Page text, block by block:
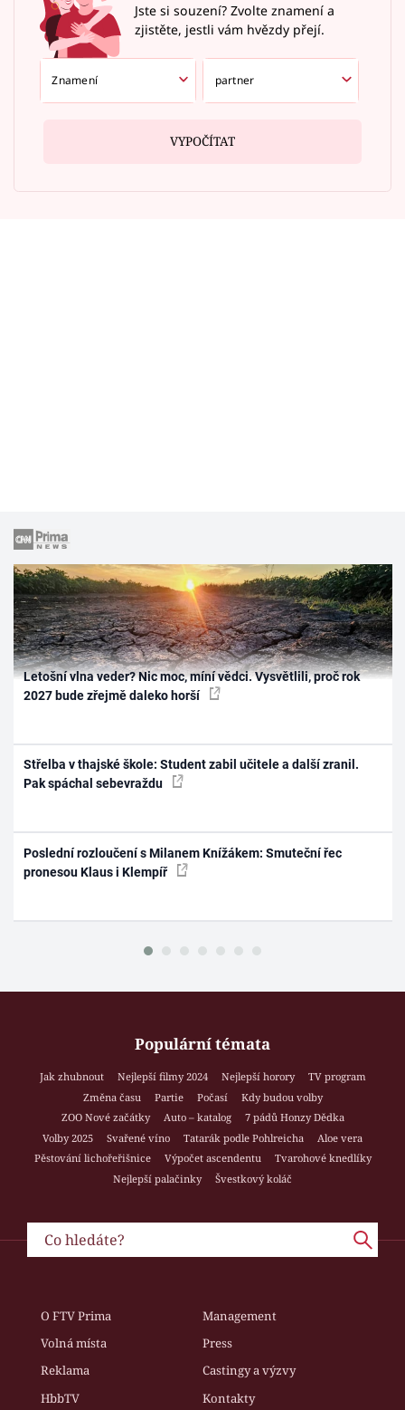
Jste si souzení? Zvolte znamení a
zjistěte, jestli vám hvězdy přejí.
VYPOČÍTAT
Letošní vlna veder? Nic moc, míní vědci. Vysvětlili, proč rok
2027 bude zřejmě daleko horší
Střelba v thajské škole: Student zabil učitele a další zranil.
Pak spáchal sebevraždu
Poslední rozloučení s Milanem Knížákem: Smuteční řec
pronesou Klaus i Klempíř
Populární témata
Jak zhubnout Nejlepší filmy 2024 Nejlepší horory
TV program
Změna času
Partie Počasí
Kdy budou volby
ZOO Nové začátky
Auto – katalog
7 pádů Honzy Dědka
Volby 2025
Svařené víno Tatarák podle Pohlreicha
Aloe vera
Pěstování lichořeřišnice
Výpočet ascendentu
Tvarohové knedlíky
Nejlepší palačinky
Švestkový koláč
O FTV Prima
Management
Volná místa
Press
Reklama
Castingy a výzvy
HbbTV
Kontakty